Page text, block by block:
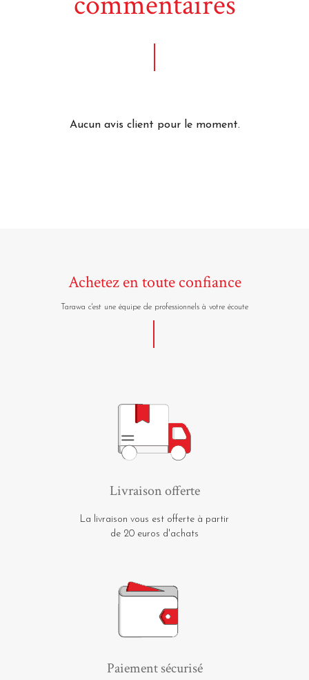
Aucun avis client pour le moment.
Achetez en toute confiance
Tarawa c'est une équipe de professionnels à votre écoute
Livraison offerte
La livraison vous est offerte à partir
de 20 euros d'achats
Paiement sécurisé